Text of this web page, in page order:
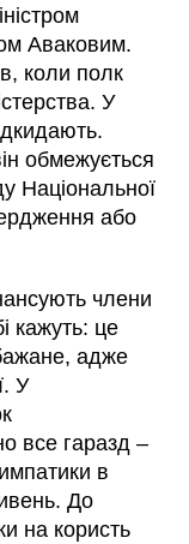
Аваковим.
коли полк
У
обмежується
Національної
або
члени
кажуть: це
адже
У
все гаразд –
в
До
на користь